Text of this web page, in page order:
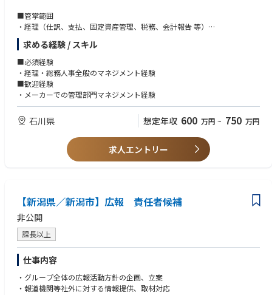
■管掌範囲
・経理（仕訳、支払、固定資産管理、税務、会計報告 等）
・原価計算
・給与計算・社会保険・退職金管理手続き（従業員人数：約80名）
・採用関連（新卒・中途採用の募集～内定・研修）
・総務関連（資産管理、BCP、営繕、庶務関連など）
管理部門：計4名
求める経験 / スキル
■必須経験
・経理・総務人事全般のマネジメント経験
■歓迎経験
・メーカーでの管理部門マネジメント経験
石川県 想定年収 600 万円 ~ 750 万円
求人エントリー
【新潟県／新潟市】広報 責任者候補
非公開
課長以上
仕事内容
・グループ全体の広報活動方針の企画、立案
・報道機関等社外に対する情報提供、取材対応